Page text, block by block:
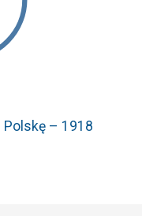
Polskę – 1918